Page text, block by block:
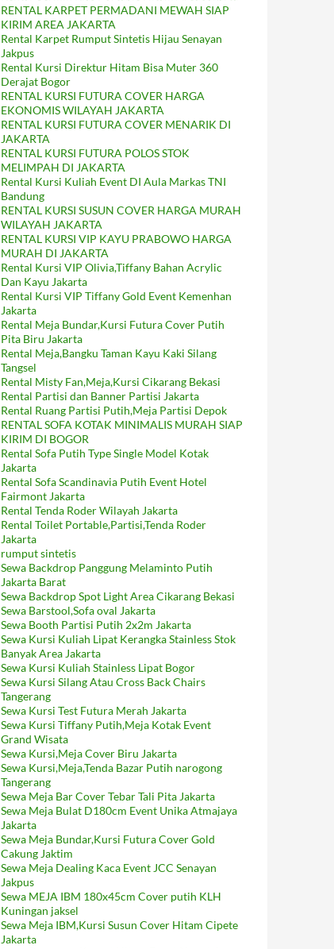
RENTAL KARPET PERMADANI MEWAH SIAP
KIRIM AREA JAKARTA
Rental Karpet Rumput Sintetis Hijau Senayan
Jakpus
Rental Kursi Direktur Hitam Bisa Muter 360
Derajat Bogor
RENTAL KURSI FUTURA COVER HARGA
EKONOMIS WILAYAH JAKARTA
RENTAL KURSI FUTURA COVER MENARIK DI
JAKARTA
RENTAL KURSI FUTURA POLOS STOK
MELIMPAH DI JAKARTA
Rental Kursi Kuliah Event DI Aula Markas TNI
Bandung
RENTAL KURSI SUSUN COVER HARGA MURAH
WILAYAH JAKARTA
RENTAL KURSI VIP KAYU PRABOWO HARGA
MURAH DI JAKARTA
Rental Kursi VIP Olivia,Tiffany Bahan Acrylic
Dan Kayu Jakarta
Rental Kursi VIP Tiffany Gold Event Kemenhan
Jakarta
Rental Meja Bundar,Kursi Futura Cover Putih
Pita Biru Jakarta
Rental Meja,Bangku Taman Kayu Kaki Silang
Tangsel
Rental Misty Fan,Meja,Kursi Cikarang Bekasi
Rental Partisi dan Banner Partisi Jakarta
Rental Ruang Partisi Putih,Meja Partisi Depok
RENTAL SOFA KOTAK MINIMALIS MURAH SIAP
KIRIM DI BOGOR
Rental Sofa Putih Type Single Model Kotak
Jakarta
Rental Sofa Scandinavia Putih Event Hotel
Fairmont Jakarta
Rental Tenda Roder Wilayah Jakarta
Rental Toilet Portable,Partisi,Tenda Roder
Jakarta
rumput sintetis
Sewa Backdrop Panggung Melaminto Putih
Jakarta Barat
Sewa Backdrop Spot Light Area Cikarang Bekasi
Sewa Barstool,Sofa oval Jakarta
Sewa Booth Partisi Putih 2x2m Jakarta
Sewa Kursi Kuliah Lipat Kerangka Stainless Stok
Banyak Area Jakarta
Sewa Kursi Kuliah Stainless Lipat Bogor
Sewa Kursi Silang Atau Cross Back Chairs
Tangerang
Sewa Kursi Test Futura Merah Jakarta
Sewa Kursi Tiffany Putih,Meja Kotak Event
Grand Wisata
Sewa Kursi,Meja Cover Biru Jakarta
Sewa Kursi,Meja,Tenda Bazar Putih narogong
Tangerang
Sewa Meja Bar Cover Tebar Tali Pita Jakarta
Sewa Meja Bulat D180cm Event Unika Atmajaya
Jakarta
Sewa Meja Bundar,Kursi Futura Cover Gold
Cakung Jaktim
Sewa Meja Dealing Kaca Event JCC Senayan
Jakpus
Sewa MEJA IBM 180x45cm Cover putih KLH
Kuningan jaksel
Sewa Meja IBM,Kursi Susun Cover Hitam Cipete
Jakarta